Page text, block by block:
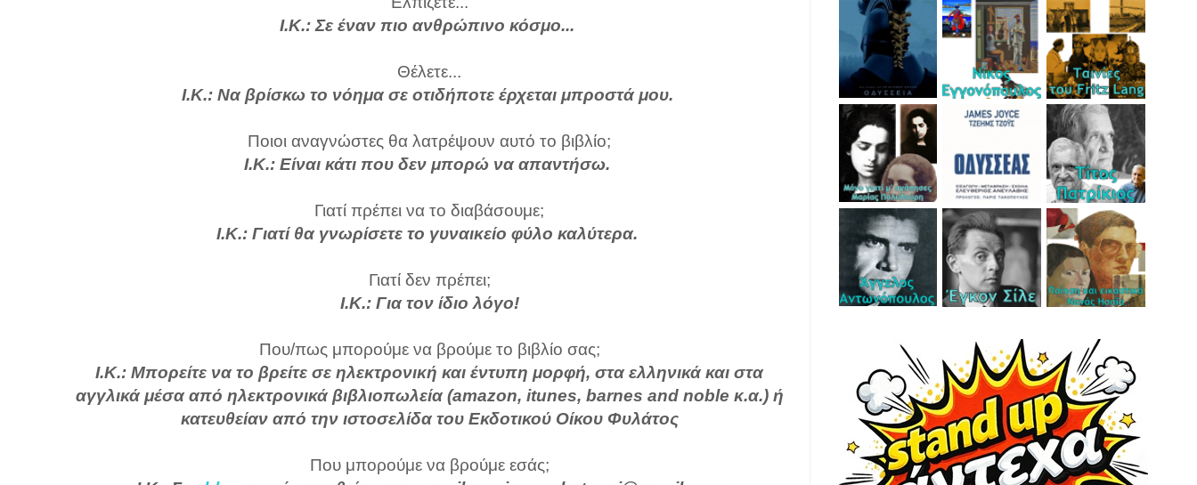
Ι.Κ.: Σε έναν πιο ανθρώπινο κόσμο...
Θέλετε...
Ι.Κ.: Να βρίσκω το νόημα σε οτιδήποτε έρχεται μπροστά μου.
Ποιοι αναγνώστες θα λατρέψουν αυτό το βιβλίο;
Ι.Κ.: Είναι κάτι που δεν μπορώ να απαντήσω.
Γιατί πρέπει να το διαβάσουμε;
Ι.Κ.: Γιατί θα γνωρίσετε το γυναικείο φύλο καλύτερα.
Γιατί δεν πρέπει;
Ι.Κ.: Για τον ίδιο λόγο!
Που/πως μπορούμε να βρούμε το βιβλίο σας;
Ι.Κ.: Μπορείτε να το βρείτε σε ηλεκτρονική και έντυπη μορφή, στα ελληνικά και στα
αγγλικά μέσα από ηλεκτρονικά βιβλιοπωλεία (amazon, itunes, barnes and noble κ.α.) ή
κατευθείαν από την ιστοσελίδα του Εκδοτικού Οίκου Φυλάτος
Που μπορούμε να βρούμε εσάς;